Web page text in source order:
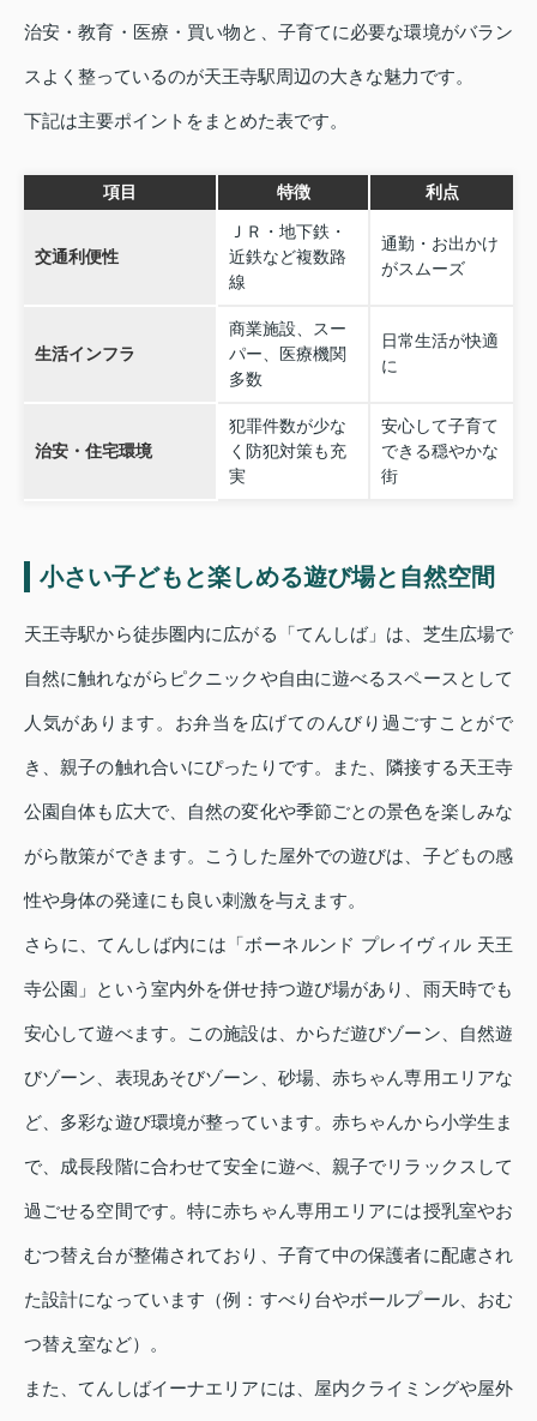
治安・教育・医療・買い物と、子育てに必要な環境がバラン
スよく整っているのが天王寺駅周辺の大きな魅力です。
下記は主要ポイントをまとめた表です。
項目 特徴 利点
交通利便性
ＪＲ・地下鉄・
近鉄など複数路
線
通勤・お出かけ
がスムーズ
生活インフラ
商業施設、スー
パー、医療機関
多数
日常生活が快適
に
治安・住宅環境
犯罪件数が少な
く防犯対策も充
実
安心して子育て
できる穏やかな
街
小さい子どもと楽しめる遊び場と自然空間
天王寺駅から徒歩圏内に広がる「てんしば」は、芝生広場で
自然に触れながらピクニックや自由に遊べるスペースとして
人気があります。お弁当を広げてのんびり過ごすことがで
き、親子の触れ合いにぴったりです。また、隣接する天王寺
公園自体も広大で、自然の変化や季節ごとの景色を楽しみな
がら散策ができます。こうした屋外での遊びは、子どもの感
性や身体の発達にも良い刺激を与えます。
さらに、てんしば内には「ボーネルンド プレイヴィル 天王
寺公園」という室内外を併せ持つ遊び場があり、雨天時でも
安心して遊べます。この施設は、からだ遊びゾーン、自然遊
びゾーン、表現あそびゾーン、砂場、赤ちゃん専用エリアな
ど、多彩な遊び環境が整っています。赤ちゃんから小学生ま
で、成長段階に合わせて安全に遊べ、親子でリラックスして
過ごせる空間です。特に赤ちゃん専用エリアには授乳室やお
むつ替え台が整備されており、子育て中の保護者に配慮され
た設計になっています（例：すべり台やボールプール、おむ
つ替え室など）。
また、てんしばイーナエリアには、屋内クライミングや屋外